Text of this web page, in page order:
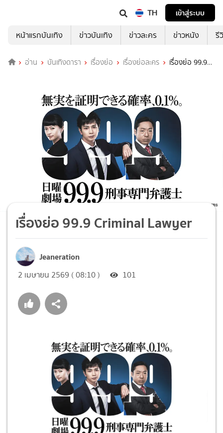
TH
เข้าสู่ระบบ
หน้าแรกบันเทิง
ข่าวบันเทิง ข่าวละคร ข่าวหนัง รี
อ่าน บันเทิงดารา เรื่องย่อ เรื่องย่อละคร
เรื่องย่อ 99.9
เรื่องย่อ 99.9 Criminal Lawyer
Jeaneration
2 เมษายน 2569 ( 08:10 ) 101